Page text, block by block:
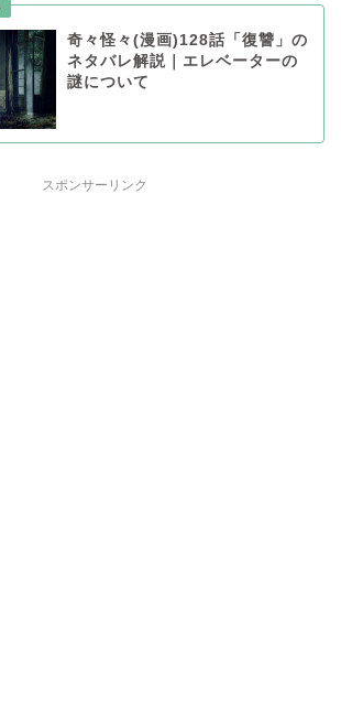
奇々怪々(漫画)128話「復讐」の
ネタバレ解説｜エレベーターの
謎について
スポンサーリンク